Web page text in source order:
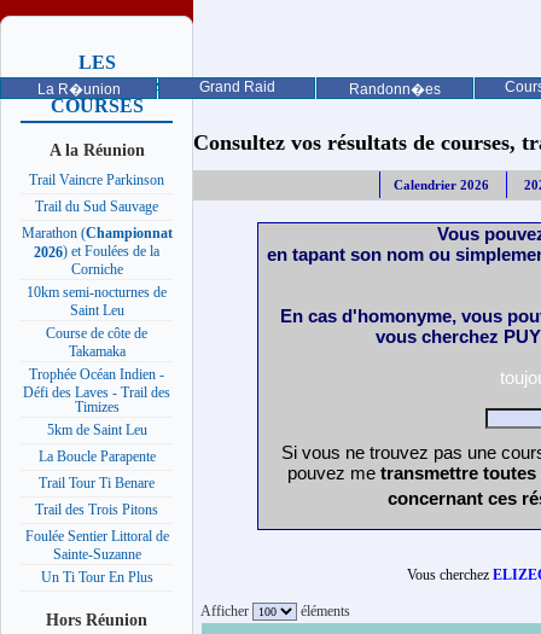
La R�union Grand Raid Randonn�es
LES
PROCHAINES
COURSES
A la Réunion
Trail Vaincre Parkinson
Trail du Sud Sauvage
Marathon (Championnat
2026) et Foulées de la
Corniche
10km semi-nocturnes de
Saint Leu
Course de côte de
Takamaka
Trophée Océan Indien -
Défi des Laves - Trail des
Timizes
5km de Saint Leu
La Boucle Parapente
Trail Tour Ti Benare
Trail des Trois Pitons
Foulée Sentier Littoral de
Sainte-Suzanne
Un Ti Tour En Plus
Hors Réunion
Consultez vos résultats de courses,
Calendrier 2026
Vous
en tapant son nom ou
En cas d'homonyme, vous
vous cherchez
Si vous ne trouvez pas une
pouvez me transmettre
concernant ces
Vous cherchez
Afficher éléments